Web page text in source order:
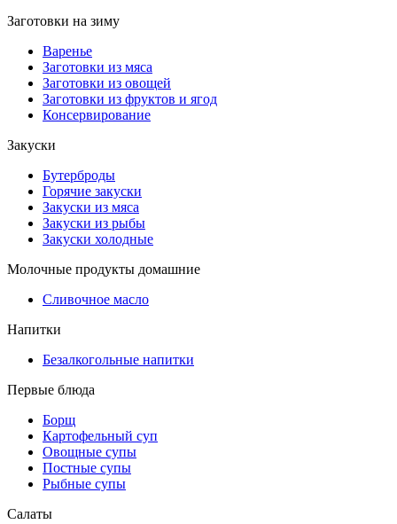
Заготовки на зиму
Варенье
Заготовки из мяса
Заготовки из овощей
Заготовки из фруктов и ягод
Консервирование
Закуски
Бутерброды
Горячие закуски
Закуски из мяса
Закуски из рыбы
Закуски холодные
Молочные продукты домашние
Сливочное масло
Напитки
Безалкогольные напитки
Первые блюда
Борщ
Картофельный суп
Овощные супы
Постные супы
Рыбные супы
Салаты